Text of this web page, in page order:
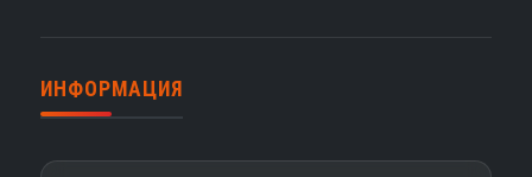
ИНФОРМАЦИЯ